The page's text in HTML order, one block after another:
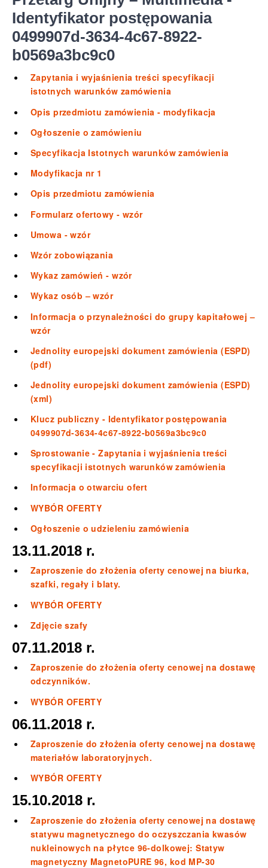
Identyfikator postępowania
0499907d-3634-4c67-8922-
b0569a3bc9c0
Zapytania i wyjaśnienia treści specyfikacji
istotnych warunków zamówienia
Opis przedmiotu zamówienia - modyfikacja
Ogłoszenie o zamówieniu
Specyfikacja Istotnych warunków zamówienia
Modyfikacja nr 1
Opis przedmiotu zamówienia
Formularz ofertowy - wzór
Umowa - wzór
Wzór zobowiązania
Wykaz zamówień - wzór
Wykaz osób – wzór
Informacja o przynależności do grupy kapitałowej –
wzór
Jednolity europejski dokument zamówienia (ESPD)
(pdf)
Jednolity europejski dokument zamówienia (ESPD)
(xml)
Klucz publiczny - Identyfikator postępowania
0499907d-3634-4c67-8922-b0569a3bc9c0
Sprostowanie - Zapytania i wyjaśnienia treści
specyfikacji istotnych warunków zamówienia
Informacja o otwarciu ofert
WYBÓR OFERTY
Ogłoszenie o udzieleniu zamówienia
13.11.2018 r.
Zaproszenie do złożenia oferty cenowej na biurka,
szafki, regały i blaty.
WYBÓR OFERTY
Zdjęcie szafy
07.11.2018 r.
Zaproszenie do złożenia oferty cenowej na dostawę
odczynników.
WYBÓR OFERTY
06.11.2018 r.
Zaproszenie do złożenia oferty cenowej na dostawę
materiałów laboratoryjnych.
WYBÓR OFERTY
15.10.2018 r.
Zaproszenie do złożenia oferty cenowej na dostawę
statywu magnetycznego do oczyszczania kwasów
nukleinowych na płytce 96-dolkowej: Statyw
magnetyczny MagnetoPURE 96, kod MP-30